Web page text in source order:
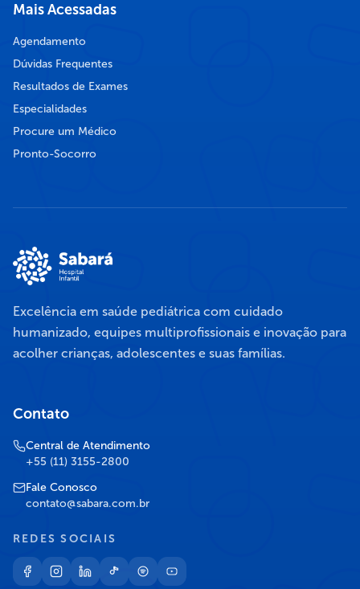
Mais Acessadas
Agendamento
Dúvidas Frequentes
Resultados de Exames
Especialidades
Procure um Médico
Pronto-Socorro
Excelência em saúde pediátrica com cuidado
humanizado, equipes multiprofissionais e inovação para
acolher crianças, adolescentes e suas famílias.
Contato
Central de Atendimento
+55 (11) 3155-2800
Fale Conosco
contato@sabara.com.br
REDES SOCIAIS